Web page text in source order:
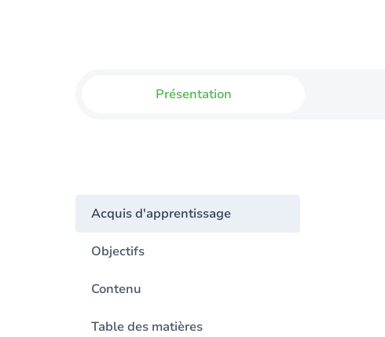
Présentation
Acquis d'apprentissage
Objectifs
Contenu
Table des matières